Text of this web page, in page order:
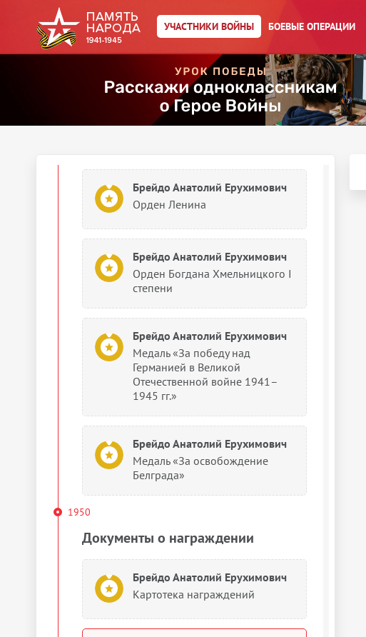
УЧАСТНИКИ ВОЙНЫ БОЕВЫЕ ОПЕРАЦИИ
Брейдо Анатолий Ерухимович
Орден Богдана Хмельницкого I
Брейдо Анатолий Ерухимович
Брейдо Анатолий Ерухимович
Орден Ленина
Брейдо Анатолий Ерухимович
Орден Богдана Хмельницкого I
степени
Брейдо Анатолий Ерухимович
Медаль «За победу над
Германией в Великой
Отечественной войне 1941–
1945 гг.»
Брейдо Анатолий Ерухимович
Медаль «За освобождение
Белграда»
1950
Документы о награждении
Брейдо Анатолий Ерухимович
Картотека награждений